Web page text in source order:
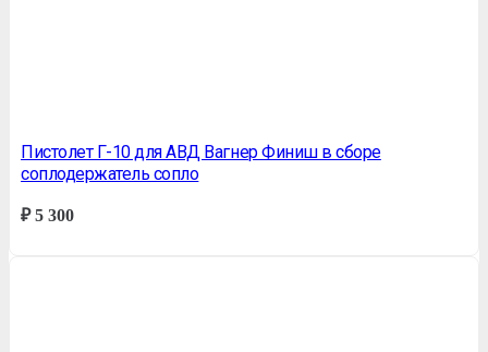
Пистолет Г-10 для АВД Вагнер Финиш в сборе
соплодержатель сопло
₽5 300